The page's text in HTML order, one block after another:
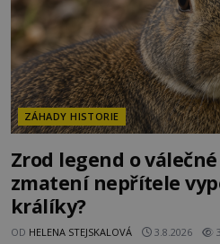
ZÁHADY HISTORIE
Zrod legend o
zmatení nepřítele
králíky?
OD HELENA STEJSKALOVÁ 3.8.2026